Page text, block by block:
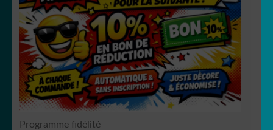
Programme fidélité